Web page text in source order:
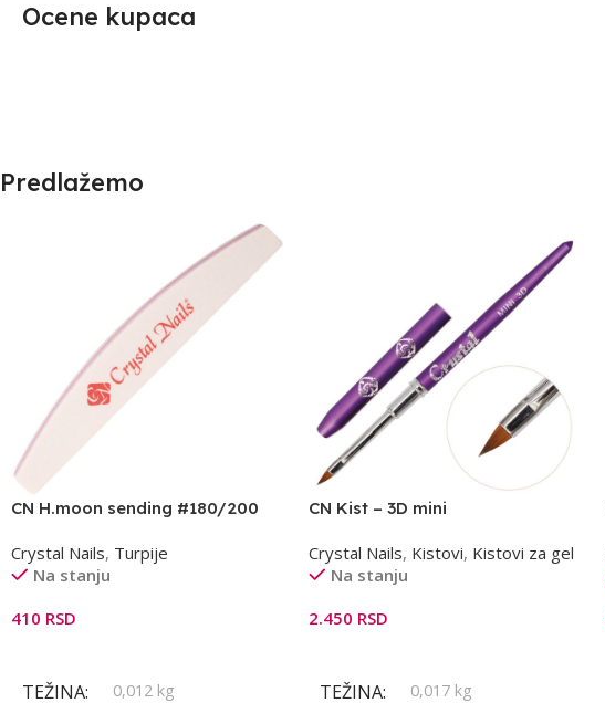
Ocene kupaca
Predlažemo
CN H.moon sending #180/200
Crystal Nails, Turpije
Na stanju
410 RSD
TEŽINA 0,012 kg
CN Kist – 3D mini
Crystal Nails, Kistovi, Kistovi za gel
Na stanju
2.450 RSD
TEŽINA 0,017 kg